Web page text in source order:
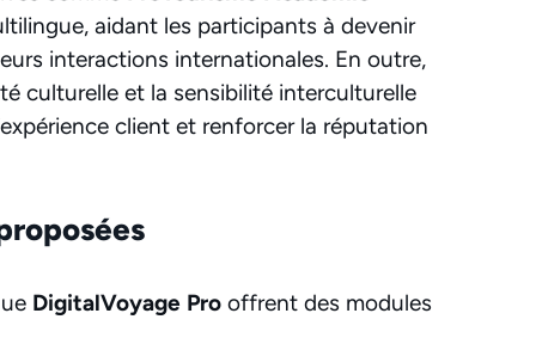
aidant les participants à devenir
interactions internationales. En outre,
culturelle et la sensibilité interculturelle
client et renforcer la réputation
DigitalVoyage Pro offrent des modules